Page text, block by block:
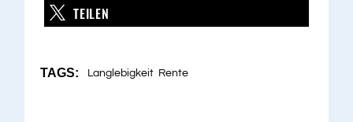
TEILEN
TAGS: Langlebigkeit Rente